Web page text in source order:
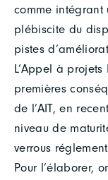
comme intégrant
plébiscite du
pistes
L’Appel à
premières
de l’AIT, en
niveau de
verrous
Pour l’élaborer,